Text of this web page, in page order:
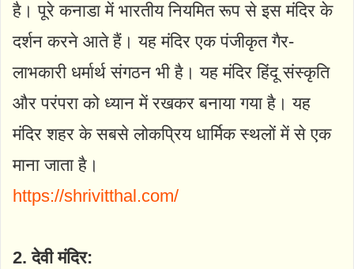
है। पूरे कनाडा में भारतीय नियमित रूप से इस मंदिर के
दर्शन करने आते हैं। यह मंदिर एक पंजीकृत गैर-
लाभकारी धर्मार्थ संगठन भी है। यह मंदिर हिंदू संस्कृति
और परंपरा को ध्यान में रखकर बनाया गया है। यह
मंदिर शहर के सबसे लोकप्रिय धार्मिक स्थलों में से एक
माना जाता है।
https://shrivitthal.com/
2. देवी मंदिर: